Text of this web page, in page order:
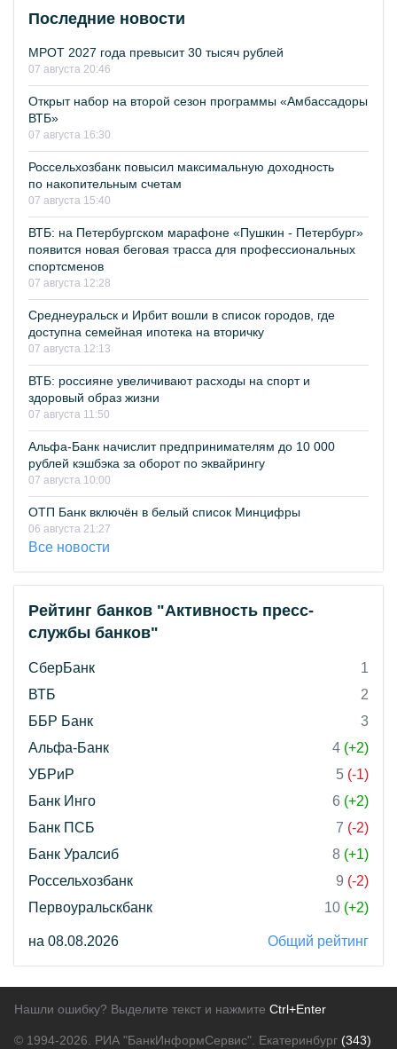
Последние новости
МРОТ 2027 года превысит 30 тысяч рублей
07 августа 20:46
Открыт набор на второй сезон программы «Амбассадоры
ВТБ»
07 августа 16:30
Россельхозбанк повысил максимальную доходность
по накопительным счетам
07 августа 15:40
ВТБ: на Петербургском марафоне «Пушкин - Петербург»
появится новая беговая трасса для профессиональных
спортсменов
07 августа 12:28
Среднеуральск и Ирбит вошли в список городов, где
доступна семейная ипотека на вторичку
07 августа 12:13
ВТБ: россияне увеличивают расходы на спорт и
здоровый образ жизни
07 августа 11:50
Альфа-Банк начислит предпринимателям до 10 000
рублей кэшбэка за оборот по эквайрингу
07 августа 10:00
ОТП Банк включён в белый список Минцифры
06 августа 21:27
Все новости
Рейтинг банков "Активность пресс-
службы банков"
СберБанк
1
ВТБ
2
ББР Банк
3
Альфа-Банк
4 (+2)
УБРиР
5 (-1)
Банк Инго
6 (+2)
Банк ПСБ
7 (-2)
Банк Уралсиб
8 (+1)
Россельхозбанк
9 (-2)
Первоуральскбанк
10 (+2)
на 08.08.2026 Общий рейтинг
Нашли ошибку? Выделите текст и нажмите Ctrl+Enter
© 1994-2026. РИА "БанкИнформСервис". Екатеринбург (343)